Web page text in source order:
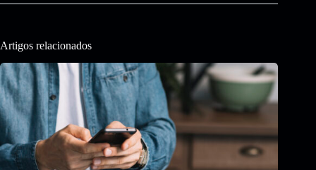
Artigos relacionados